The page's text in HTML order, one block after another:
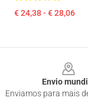
€ 24,38 - € 28,06
Envio
Enviamos para mais